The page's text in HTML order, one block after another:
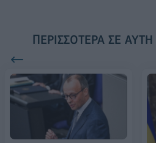
ΠΕΡΙΣΣΌΤΕΡΑ ΣΕ